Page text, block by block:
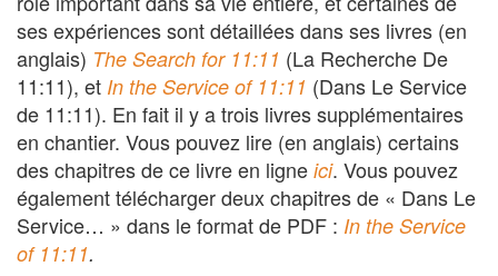
ses expériences sont détaillées dans ses livres (en
anglais) The Search for 11:11 (La Recherche De
11:11), et In the Service of 11:11 (Dans Le Service
de 11:11). En fait il y a trois livres supplémentaires
en chantier. Vous pouvez lire (en anglais) certains
des chapitres de ce livre en ligne ici. Vous pouvez
également télécharger deux chapitres de « Dans Le
Service… » dans le format de PDF : In the Service
of 11:11.